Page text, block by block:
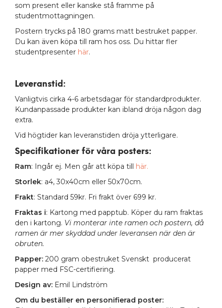
som present eller kanske stå framme på
studentmottagningen.
Postern trycks på 180 grams matt bestruket papper.
Du kan även köpa till ram hos oss. Du hittar fler
studentpresenter här.
Leveranstid:
Vanligtvis cirka 4-6 arbetsdagar för standardprodukter.
Kundanpassade produkter kan ibland dröja någon dag
extra.
Vid högtider kan leveranstiden dröja ytterligare.
Specifikationer för våra posters:
Ram: Ingår ej. Men går att köpa till här.
Storlek: a4, 30x40cm eller 50x70cm.
Frakt: Standard 59kr. Fri frakt över 699 kr.
Fraktas i: Kartong med papptub. Köper du ram fraktas
den i kartong. Vi monterar inte ramen och postern, då
ramen är mer skyddad under leveransen när den är
obruten.
Papper: 200 gram obestruket Svenskt producerat
papper med FSC-certifiering.
Design av: Emil Lindström
Om du beställer en personifierad poster: